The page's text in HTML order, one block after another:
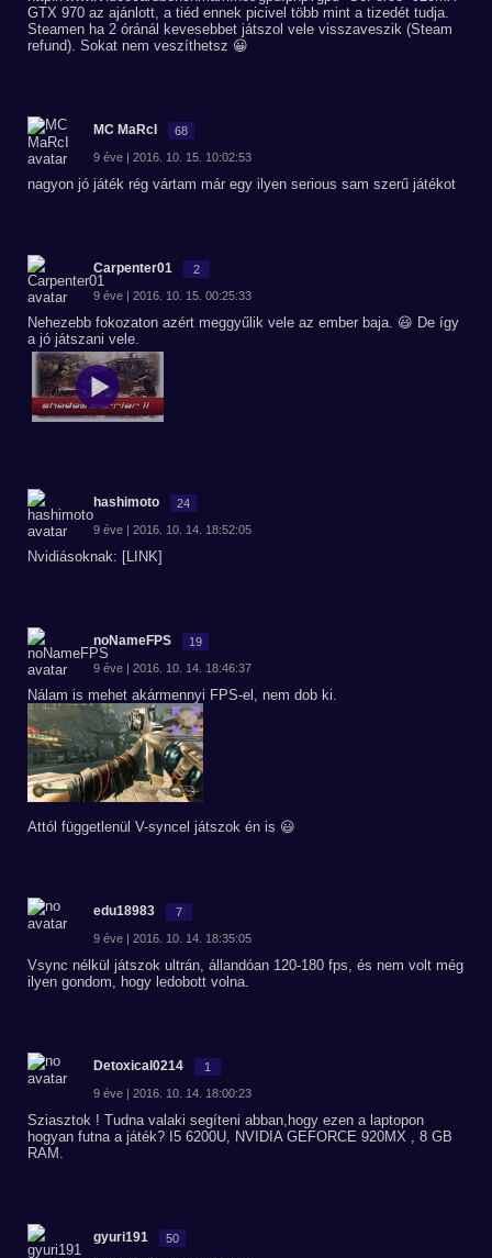
GTX 970 az ajánlott, a tiéd ennek picivel több mint a tizedét tudja.
Steamen ha 2 óránál kevesebbet játszol vele visszaveszik (Steam
refund). Sokat nem veszíthetsz 😀
MC MaRcI 68
9 éve | 2016. 10. 15. 10:02:53
nagyon jó játék rég vártam már egy ilyen serious sam szerű játékot
Carpenter01 2
9 éve | 2016. 10. 15. 00:25:33
Nehezebb fokozaton azért meggyűlik vele az ember baja. 😃 De így
a jó játszani vele.
hashimoto 24
9 éve | 2016. 10. 14. 18:52:05
Nvidiásoknak: [LINK]
noNameFPS 19
9 éve | 2016. 10. 14. 18:46:37
Nálam is mehet akármennyi FPS-el, nem dob ki.
Attól függetlenül V-syncel játszok én is 😃
edu18983 7
9 éve | 2016. 10. 14. 18:35:05
Vsync nélkül játszok ultrán, állandóan 120-180 fps, és nem volt még
ilyen gondom, hogy ledobott volna.
Detoxical0214 1
9 éve | 2016. 10. 14. 18:00:23
Sziasztok ! Tudna valaki segíteni abban,hogy ezen a laptopon
hogyan futna a játék? I5 6200U, NVIDIA GEFORCE 920MX , 8 GB
RAM.
gyuri191 50